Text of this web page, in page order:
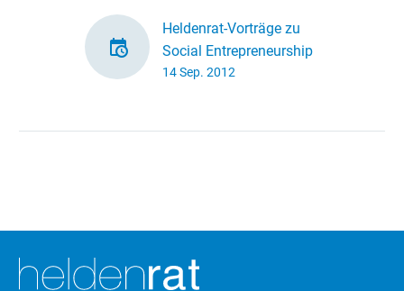
Heldenrat-Vorträge zu
Social Entrepreneurship
und CSR
Wochen…
14 Sep. 2012